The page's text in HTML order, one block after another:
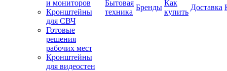
и мониторов
Кронштейны
для СВЧ
Готовые
решения
рабочих мест
Кронштейны
для видеостен
Бытовая
техника
Бренды
Как
купить
Доставка